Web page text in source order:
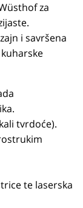
za
i savršena
tvrdoće).
te laserska